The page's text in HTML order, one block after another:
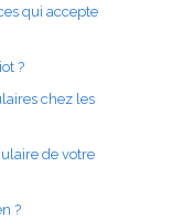
qui accepte
?
chez les
de votre
?